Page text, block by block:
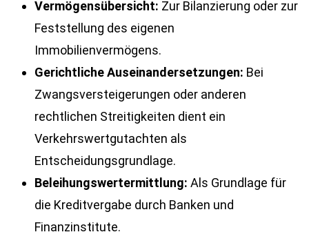
Vermögensübersicht: Zur Bilanzierung oder zur
Feststellung des eigenen
Immobilienvermögens.
Gerichtliche Auseinandersetzungen: Bei
Zwangsversteigerungen oder anderen
rechtlichen Streitigkeiten dient ein
Verkehrswertgutachten als
Entscheidungsgrundlage.
Beleihungswertermittlung: Als Grundlage für
die Kreditvergabe durch Banken und
Finanzinstitute.